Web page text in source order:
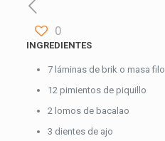
0
INGREDIENTES
7 láminas de brik o masa filo
12 pimientos de piquillo
2 lomos de bacalao
3 dientes de ajo